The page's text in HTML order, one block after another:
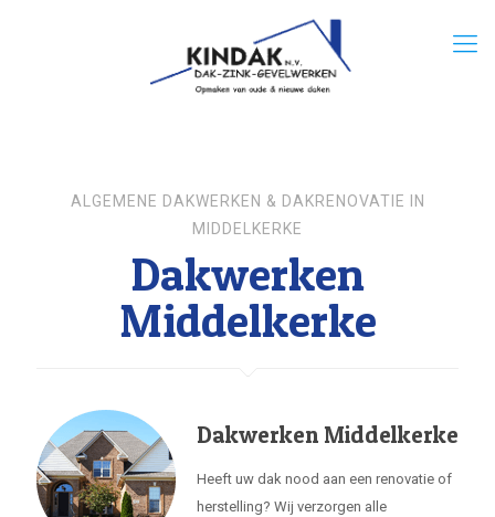
ALGEMENE DAKWERKEN & DAKRENOVATIE IN
MIDDELKERKE
Dakwerken
Middelkerke
Dakwerken Middelkerke
Heeft uw dak nood aan een renovatie of
herstelling? Wij verzorgen alle